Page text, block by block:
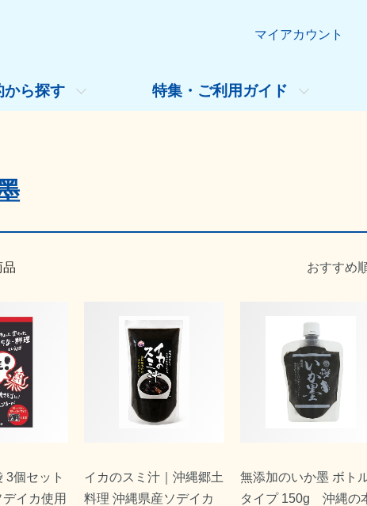
から探す 特集・ご利用ガイド
マイアカウント
品 おすすめ
3個セット
デイカ使用
イカのスミ汁｜沖縄郷土
料理 沖縄県産ソデイカ
無添加のいか墨 ボト
タイプ 150g 沖縄の